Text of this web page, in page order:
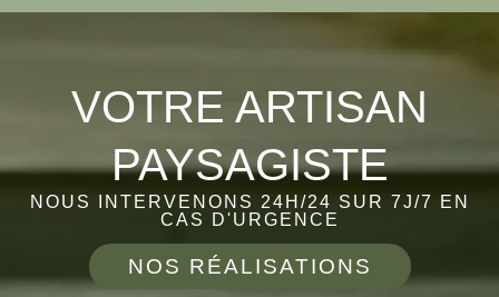
VOTRE ARTISAN
PAYSAGISTE
NOUS INTERVENONS 24H/24 SUR 7J/7 EN
CAS D'URGENCE
NOS RÉALISATIONS